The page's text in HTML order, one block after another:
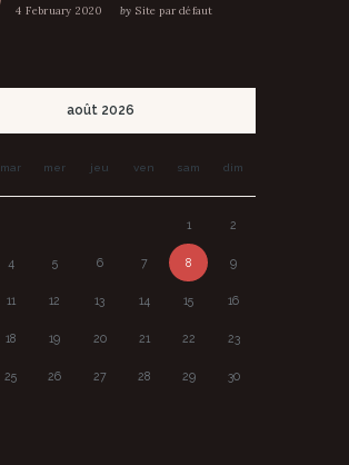
4 February 2020 by Site par défaut
août 2026
mar mer jeu ven sam dim
1 2
4 5 6 7 8 9
11 12 13 14 15 16
18 19 20 21 22 23
25 26 27 28 29 30